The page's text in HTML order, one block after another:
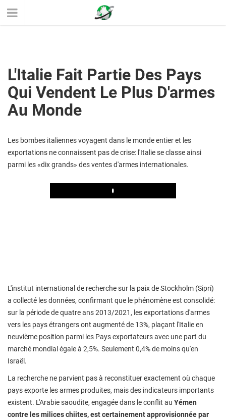
L'Italie Fait Partie Des Pays
Qui Vendent Le Plus D'armes
Au Monde
Les bombes italiennes voyagent dans le monde entier et les
exportations ne connaissent pas de crise: l'Italie se classe ainsi
parmi les «dix grands» des ventes d'armes internationales.
Play
L'institut international de recherche sur la paix de Stockholm (Sipri)
a collecté les données, confirmant que le phénomène est consolidé:
sur la période de quatre ans 2013/2021, les exportations d'armes
vers les pays étrangers ont augmenté de 13%, plaçant l'Italie en
neuvième position parmi les Pays exportateurs avec une part du
marché mondial égale à 2,5%. Seulement 0,4% de moins qu'en
Israël.
La recherche ne parvient pas à reconstituer exactement où chaque
pays exporte les armes produites, mais des indicateurs importants
existent. L'Arabie saoudite, engagée dans le conflit au Yémen
contre les milices chiites, est certainement approvisionnée par